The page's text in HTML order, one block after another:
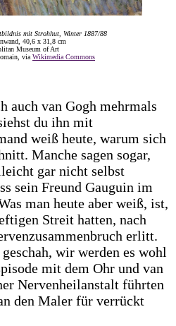
mit Strohhut, Winter 1887/88
40,6 x 31,8 cm
Museum of Art
viaWikimedia Commons
auch van Gogh mehrmals
du ihn mit
weiß heute, warum sich
Manche sagen sogar,
gar nicht selbst
sein Freund Gauguin im
man heute aber weiß, ist,
Streit hatten, nach
erlitt.
wir werden es wohl
mit dem Ohr und van
Nervenheilanstalt führten
den Maler für verrückt